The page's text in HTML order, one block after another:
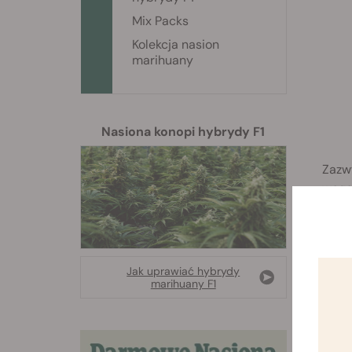
Mix Packs
Kolekcja nasion
marihuany
Nasiona konopi hybrydy F1
Jak uprawiać hybrydy
marihuany F1